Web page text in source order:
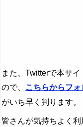
また、Twitterで本サ
ので、 こちらからフォ
がいち早く判ります。
皆さんが気持ちよく利